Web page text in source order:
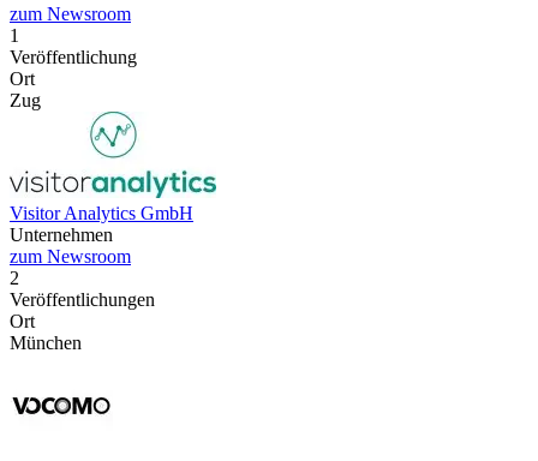
zum Newsroom
1
Veröffentlichung
Ort
Zug
Visitor Analytics GmbH
Unternehmen
zum Newsroom
2
Veröffentlichungen
Ort
München